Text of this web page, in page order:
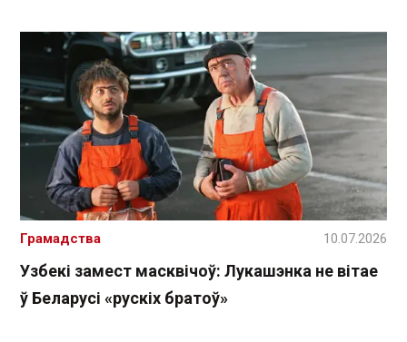
Узбекі замест масквічоў: Лукашэнка не вітае
ў Беларусі «рускіх братоў»
Грамадства 10.07.2026